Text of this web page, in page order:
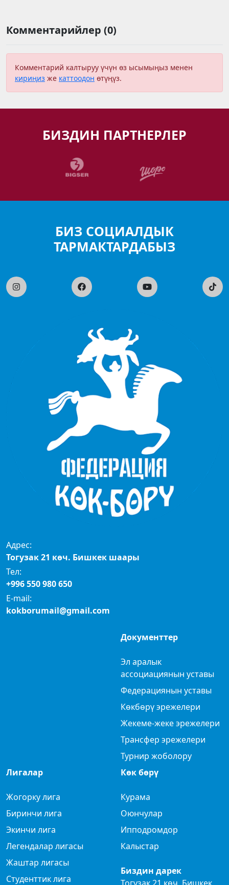
Комментарийлер (0)
Комментарий калтыруу үчүн өз ысымыңыз менен
кириңиз же каттоодон өтүңүз.
БИЗДИН ПАРТНЕРЛЕР
БИЗ СОЦИАЛДЫК
ТАРМАКТАРДАБЫЗ
Адрес:
Тогузак 21 көч. Бишкек шаары
Тел:
+996 550 980 650
E-mail:
kokborumail@gmail.com
Документтер
Эл аралык
ассоциациянын уставы
Федерациянын уставы
Көкбөрү эрежелери
Жекеме-жеке эрежелери
Трансфер эрежелери
Турнир жоболору
Лигалар
Жогорку лига
Биринчи лига
Экинчи лига
Легендалар лигасы
Жаштар лигасы
Студенттик лига
Көк бөрү
Курама
Оюнчулар
Ипподромдор
Калыстар
Биздин дарек